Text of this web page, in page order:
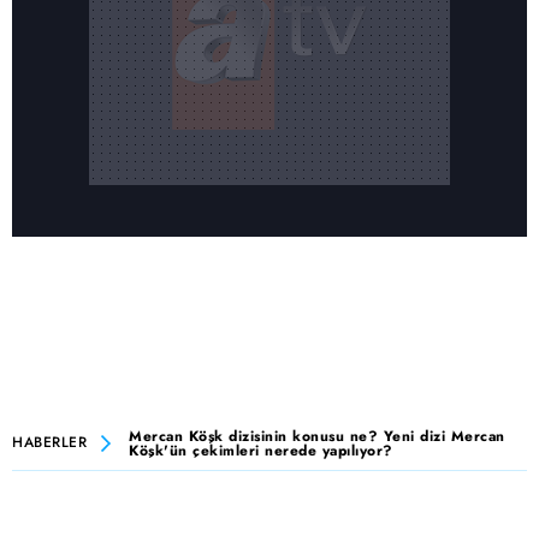
HABERLER Mercan Köşk dizisinin konusu ne? Yeni dizi Mercan
Köşk'ün çekimleri nerede yapılıyor?